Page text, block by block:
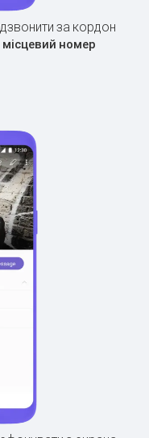
за кордон
місцевий номер